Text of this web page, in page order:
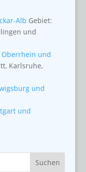
Alb Gebiet:
und
Oberrhein und
Karlsruhe,
und
und